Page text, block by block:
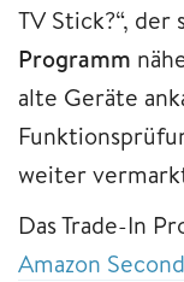
TV Stick?“, der
Programm
alte Geräte
weiter
Das Trade-In
Amazon